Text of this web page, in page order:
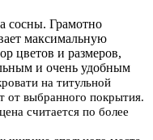
сосны. Грамотно
максимальную
цветов и размеров,
и очень удобным
на титульной
от выбранного покрытия.
считается по более